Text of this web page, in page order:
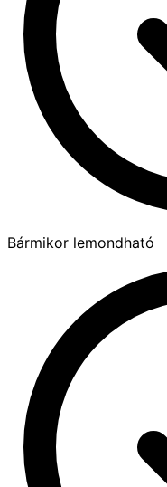
Bármikor lemondható